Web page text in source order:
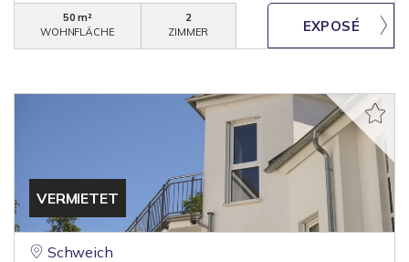
50 m²
WOHNFLÄCHE
2
ZIMMER
VERMIETET
Schweich